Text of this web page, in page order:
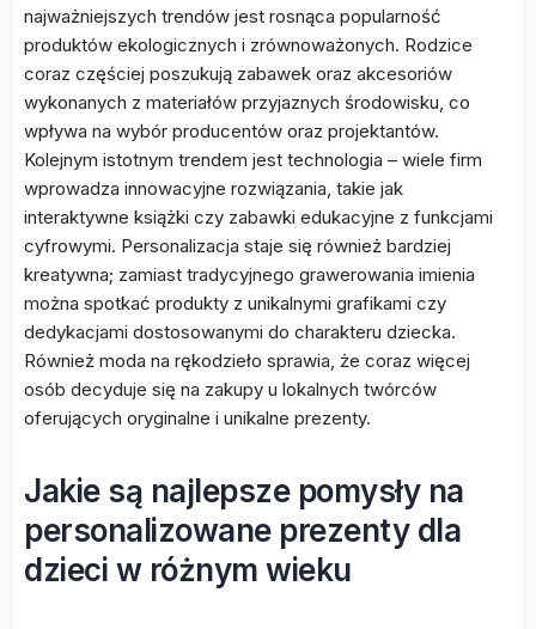
najważniejszych trendów jest rosnąca popularność
produktów ekologicznych i zrównoważonych. Rodzice
coraz częściej poszukują zabawek oraz akcesoriów
wykonanych z materiałów przyjaznych środowisku, co
wpływa na wybór producentów oraz projektantów.
Kolejnym istotnym trendem jest technologia – wiele firm
wprowadza innowacyjne rozwiązania, takie jak
interaktywne książki czy zabawki edukacyjne z funkcjami
cyfrowymi. Personalizacja staje się również bardziej
kreatywna; zamiast tradycyjnego grawerowania imienia
można spotkać produkty z unikalnymi grafikami czy
dedykacjami dostosowanymi do charakteru dziecka.
Również moda na rękodzieło sprawia, że coraz więcej
osób decyduje się na zakupy u lokalnych twórców
oferujących oryginalne i unikalne prezenty.
Jakie są najlepsze pomysły na
personalizowane prezenty dla
dzieci w różnym wieku